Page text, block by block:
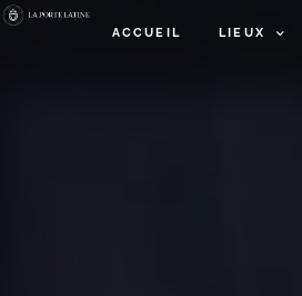
ACCUEIL LIEUX